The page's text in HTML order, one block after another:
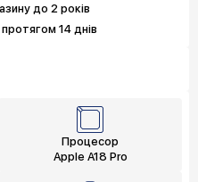
до 2 років
14 днів
Процесор
Apple A18 Pro